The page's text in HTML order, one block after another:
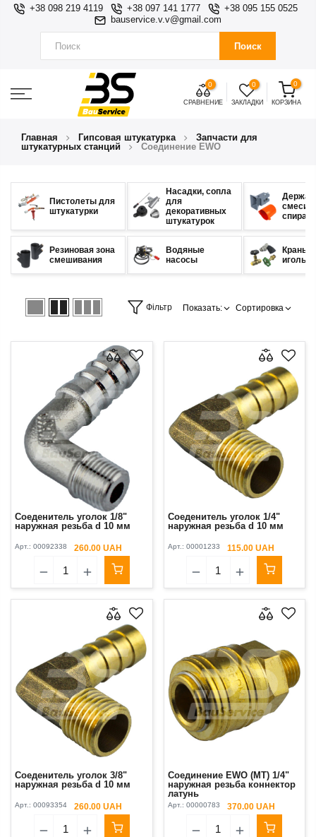
+38 098 219 4119 +38 097 141 1777
+38 095 155 0525
bauservice.v.v@gmail.com
Поиск
0
СРАВНЕНИЕ
0
ЗАКЛАДКИ
0
КОРЗИНА
Главная Гипсовая штукатурка
Запчасти для
штукатурных станций
Соединение EWO
Пистолеты для
штукатурки
Насадки, сопла
для
декоративных
штукатурок
Резиновая зона
смешивания
Водяные
насосы
Краны
Фільтр Показать: Сортировка
Соеденитель уголок 1/8"
наружная резьба d 10 мм
Арт.: 00092338 260.00 UAH
Соеденитель уголок 1/4"
наружная резьба d 10 мм
Арт.: 00001233 115.00 UAH
Соеденитель уголок 3/8"
наружная резьба d 10 мм
Арт.: 00093354 260.00 UAH
Соединение EWO (MT) 1/4"
наружная резьба коннектор
латунь
Арт.: 00000783 370.00 UAH